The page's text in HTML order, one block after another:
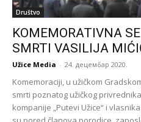
Društvo
KOMEMORATIVNA
SMRTI VASILIJA
Užice Media - 24. децембар 2020.
Komemoraciji, u užičkom
smrti poznatog užičkog
kompanije „Putevi Užice“ i